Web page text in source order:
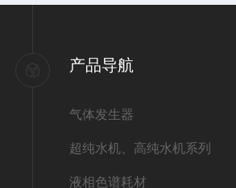
产品导航
气体发生器
超纯水机、高纯水机系列
液相色谱耗材